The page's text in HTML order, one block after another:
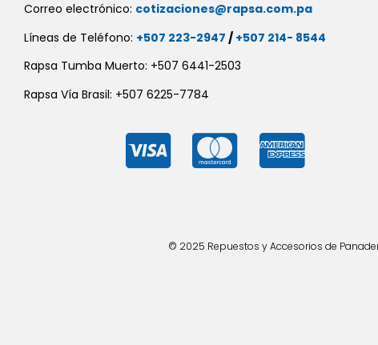
Correo electrónico: cotizaciones@rapsa.com.pa
Líneas de Teléfono: +507 223-2947 / +507 214- 8544
Rapsa Tumba Muerto: +507 6441-2503
Rapsa Vía Brasil: +507 6225-7784
© 2025 Repuestos y Accesorios de